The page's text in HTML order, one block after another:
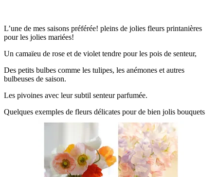
L’une de mes saisons préférée! pleins de jolies fleurs printanières
pour les jolies mariées!
Un camaïeu de rose et de violet tendre pour les pois de senteur,
Des petits bulbes comme les tulipes, les anémones et autres
bulbeuses de saison.
Les pivoines avec leur subtil senteur parfumée.
Quelques exemples de fleurs délicates pour de bien jolis bouquets